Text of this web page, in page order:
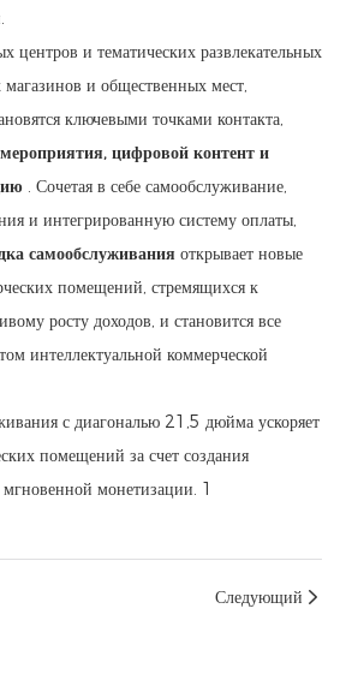
центров и тематических развлекательных
и общественных мест,
ключевыми точками контакта,
цифровой контент и
. Сочетая в себе самообслуживание,
и интегрированную систему оплаты,
самообслуживания открывает новые
помещений, стремящихся к
росту доходов, и становится все
интеллектуальной коммерческой
Следующий